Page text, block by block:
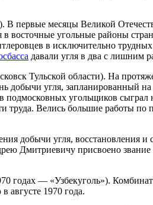
В первые месяцы Великой
угольные районы
в исключительно
давали угля в два с лишним
Тульской области). На
добычи угля, запланированный
угольщиков сыграл
труда. Велись большие работы
добычи угля, восстановления и
Дмитриевичу присвоено
годах — «Узбекуголь»). Комбинат
августе 1970 года.